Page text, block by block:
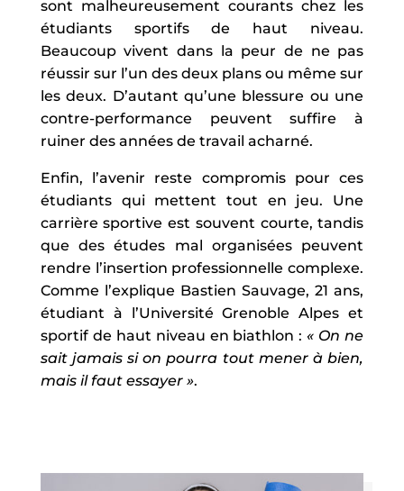
sont malheureusement courants chez les
étudiants sportifs de haut niveau.
Beaucoup vivent dans la peur de ne pas
réussir sur l’un des deux plans ou même sur
les deux. D’autant qu’une blessure ou une
contre-performance peuvent suffire à
ruiner des années de travail acharné.
Enfin, l’avenir reste compromis pour ces
étudiants qui mettent tout en jeu. Une
carrière sportive est souvent courte, tandis
que des études mal organisées peuvent
rendre l’insertion professionnelle complexe.
Comme l’explique Bastien Sauvage, 21 ans,
étudiant à l’Université Grenoble Alpes et
sportif de haut niveau en biathlon : « On ne
sait jamais si on pourra tout mener à bien,
mais il faut essayer ».